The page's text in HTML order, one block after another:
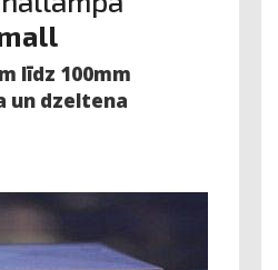
līdz 100mm
un dzeltena